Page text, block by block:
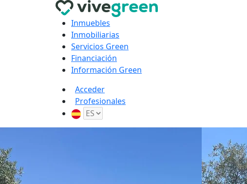
Inmuebles
Inmobiliarias
Servicios Green
Financiación
Información Green
Acceder
Profesionales